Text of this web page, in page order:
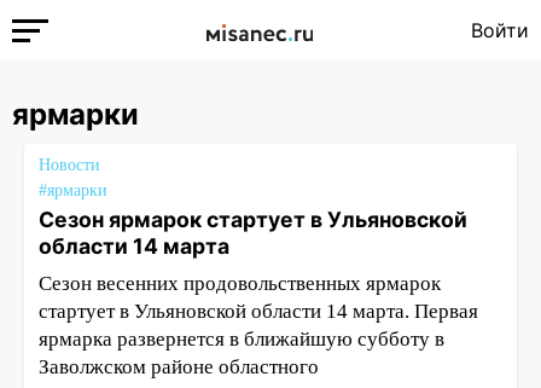
Войти
ярмарки
Новости
#ярмарки
Сезон ярмарок стартует в Ульяновской
области 14 марта
Сезон весенних продовольственных ярмарок
стартует в Ульяновской области 14 марта. Первая
ярмарка развернется в ближайшую субботу в
Заволжском районе областного